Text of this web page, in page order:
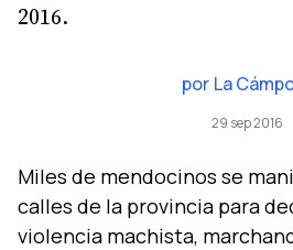
2016.
por La
29 sep 2016
Miles de mendocinos se
calles de la provincia para
violencia machista,